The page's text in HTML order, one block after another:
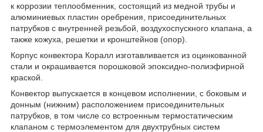
к коррозии теплообменник, состоящий из медной трубы и
алюминиевых пластин оребрения, присоединительных
патрубков с внутренней резьбой, воздухоспускного клапана, а
также кожуха, решетки и кронштейнов (опор).
Корпус конвектора Коралл изготавливается из оцинкованной
стали и окрашивается порошковой эпоксидно-полиэфирной
краской.
Конвектор выпускается в концевом исполнении, с боковым и
донным (нижним) расположением присоединительных
патрубков, в том числе со встроенным термостатическим
клапаном с термоэлементом для двухтрубных систем